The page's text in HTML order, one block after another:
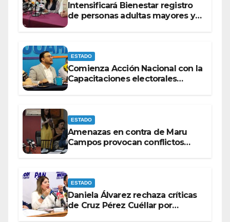
Intensificará Bienestar registro
de personas adultas mayores y
ESTADO
Comienza Acción Nacional con la
Capacitaciones electorales
ESTADO
Amenazas en contra de Maru
Campos provocan conflictos
ESTADO
Daniela Álvarez rechaza críticas
de Cruz Pérez Cuéllar por